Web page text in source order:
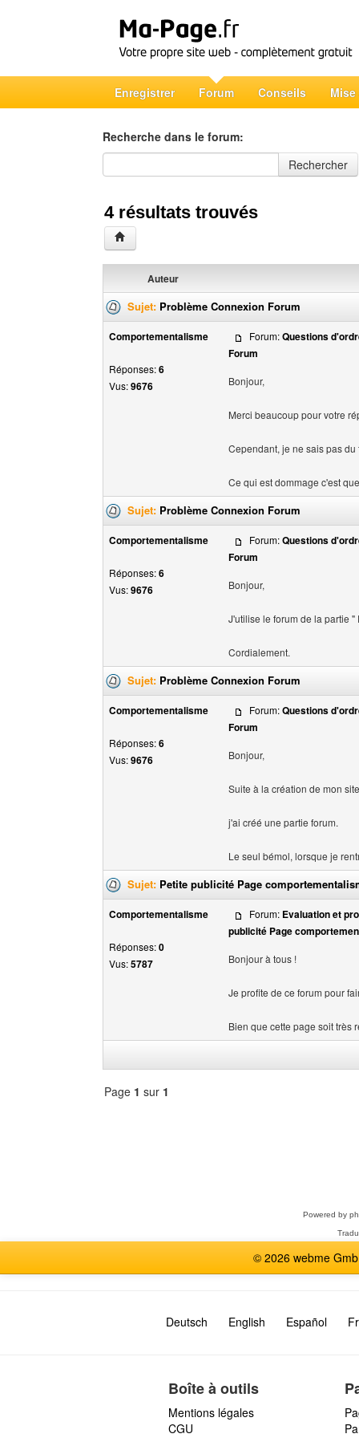
Enregistrer Forum Conseils Mise
Recherche dans le forum:
Recherche dans le forum
Rechercher
4 résultats trouvés
Auteur
Sujet: Problème Connexion Forum
Comportementalisme
Réponses:6
Vus:9676
Forum:Questions
Forum
Bonjour,
Merci beaucoup pour votre
Cependant, je ne sais pas
Ce qui est dommage c'est
Sujet: Problème Connexion Forum
Comportementalisme
Réponses:6
Vus:9676
Forum:Questions
Forum
Bonjour,
J'utilise le forum de la partie
Cordialement.
Sujet: Problème Connexion Forum
Comportementalisme
Réponses:6
Vus:9676
Forum:Questions
Forum
Bonjour,
Suite à la création de mon
j'ai créé une partie forum.
Le seul bémol, lorsque je
Sujet: Petite publicité Page
Comportementalisme
Réponses:0
Vus:5787
Forum: Evaluation et
publicité Page
Bonjour à tous !
Je profite de ce forum pour
Bien que cette page soit très
Page 1 sur 1
Powered by
© 2026 webme
Deutsch English Español
Boîte à outils
Mentions légales
CGU